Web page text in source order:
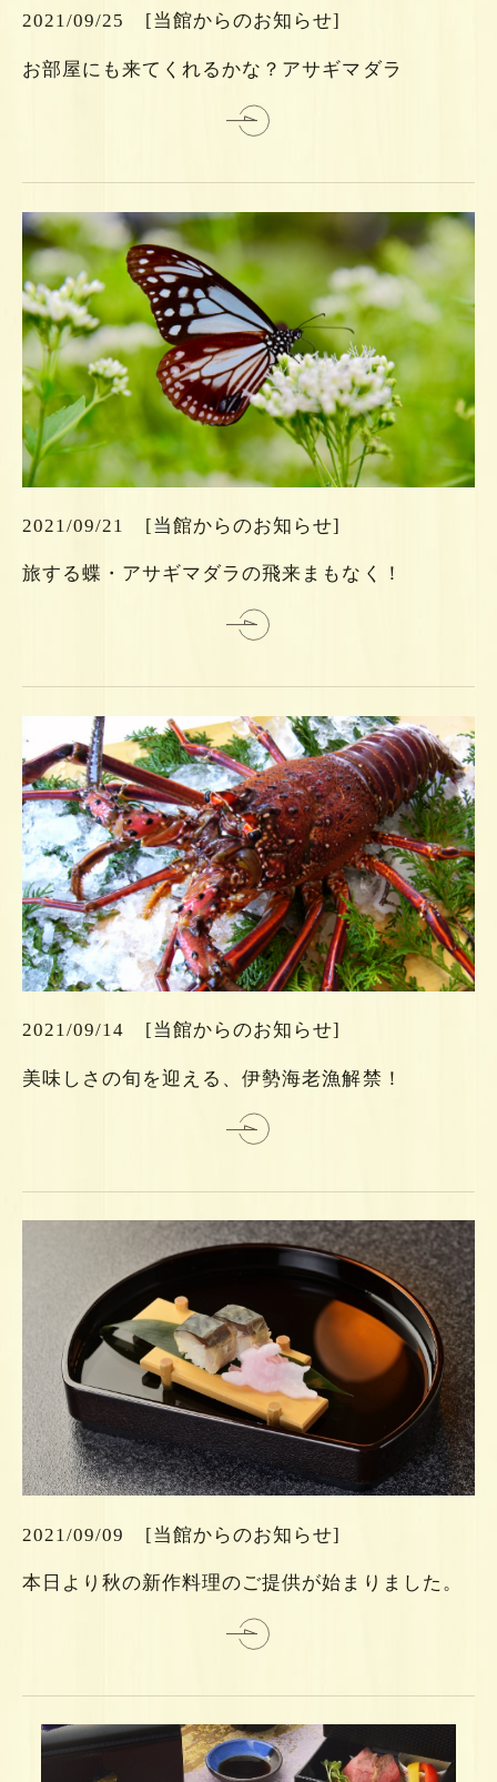
2021/09/25 [当館からのお知らせ]
お部屋にも来てくれるかな？アサギマダラ
は
2021/09/21 [当館からのお知らせ]
旅する蝶・アサギマダラの飛来まもなく！
細
は
こ
ち
ら
2021/09/14 [当館からのお知らせ]
美味しさの旬を迎える、伊勢海老漁解禁！
は
こ
ち
ら
2021/09/09 [当館からのお知らせ]
本日より秋の新作料理のご提供が始まりました。
は
こ
ち